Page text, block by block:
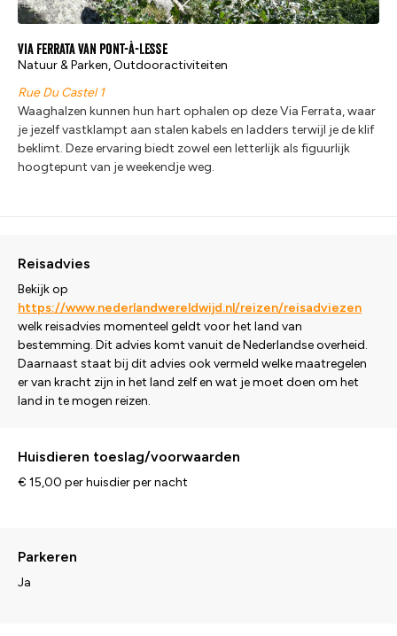
Via Ferrata van Pont-à-Lesse
Natuur & Parken, Outdooractiviteiten
Rue Du Castel 1
Waaghalzen kunnen hun hart ophalen op deze Via Ferrata, waar
je jezelf vastklampt aan stalen kabels en ladders terwijl je de klif
beklimt. Deze ervaring biedt zowel een letterlijk als figuurlijk
hoogtepunt van je weekendje weg.
Reisadvies
Bekijk op
https://www.nederlandwereldwijd.nl/reizen/reisadviezen
welk reisadvies momenteel geldt voor het land van
bestemming. Dit advies komt vanuit de Nederlandse overheid.
Daarnaast staat bij dit advies ook vermeld welke maatregelen
er van kracht zijn in het land zelf en wat je moet doen om het
land in te mogen reizen.
Huisdieren toeslag/voorwaarden
€ 15,00 per huisdier per nacht
Parkeren
Ja